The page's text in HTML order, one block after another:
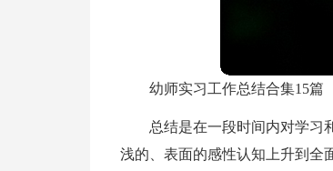
幼师实习工作总结合集15篇
总结是在一段时间内对学习
浅的、表面的感性认知上升到全